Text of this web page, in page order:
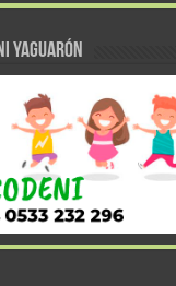
YAGUARÓN